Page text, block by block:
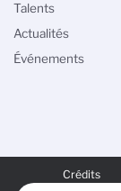
PAGE
Crédits
Talents
Actualités
Événements